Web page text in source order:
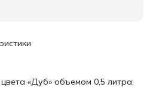
«Дуб» объемом 0,5 литра.